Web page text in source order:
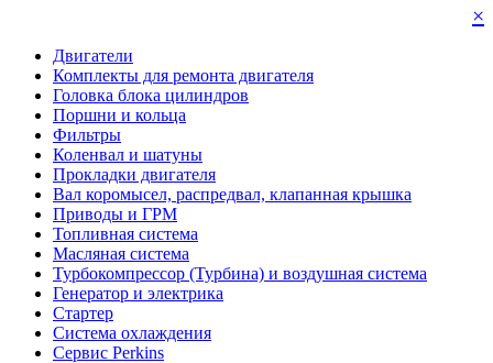
×
Двигатели
Комплекты для ремонта двигателя
Головка блока цилиндров
Поршни и кольца
Фильтры
Коленвал и шатуны
Прокладки двигателя
Вал коромысел, распредвал, клапанная крышка
Приводы и ГРМ
Топливная система
Масляная система
Турбокомпрессор (Турбина) и воздушная система
Генератор и электрика
Стартер
Система охлаждения
Сервис Perkins